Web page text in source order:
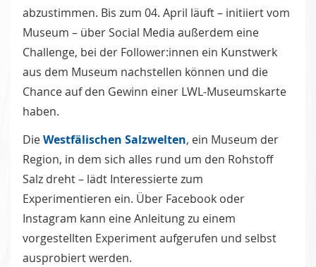
abzustimmen. Bis zum 04. April läuft – initiiert vom
Museum – über Social Media außerdem eine
Challenge, bei der Follower:innen ein Kunstwerk
aus dem Museum nachstellen können und die
Chance auf den Gewinn einer LWL-Museumskarte
haben.
DieWestfälischen Salzwelten, ein Museum der
Region, in dem sich alles rund um den Rohstoff
Salz dreht – lädt Interessierte zum
Experimentieren ein. Über Facebook oder
Instagram kann eine Anleitung zu einem
vorgestellten Experiment aufgerufen und selbst
ausprobiert werden.